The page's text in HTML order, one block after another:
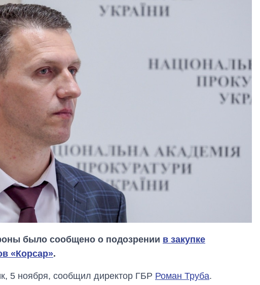
было сообщено о подозрении в закупке
«Корсар».
5 ноября, сообщил директор ГБР Роман Труба.